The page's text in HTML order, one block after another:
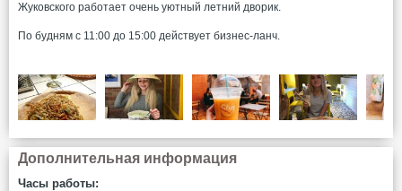
Жуковского работает очень уютный летний дворик.
По будням с 11:00 до 15:00 действует бизнес-ланч.
Дополнительная информация
Часы работы: